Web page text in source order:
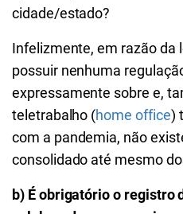
cidade/estado?
Infelizmente, em razão da
possuir nenhuma
expressamente sobre e,
teletrabalho (home office)
com a pandemia, não
consolidado até mesmo
b) É obrigatório o registro